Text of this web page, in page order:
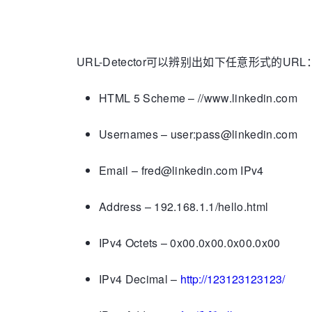
URL-Detector可以辨别出如下任意形式的URL
HTML 5 Scheme – //www.linkedin.com
Usernames – user:pass@linkedin.com
Email – fred@linkedin.com IPv4
Address – 192.168.1.1/hello.html
IPv4 Octets – 0x00.0x00.0x00.0x00
IPv4 Decimal – http://123123123123/